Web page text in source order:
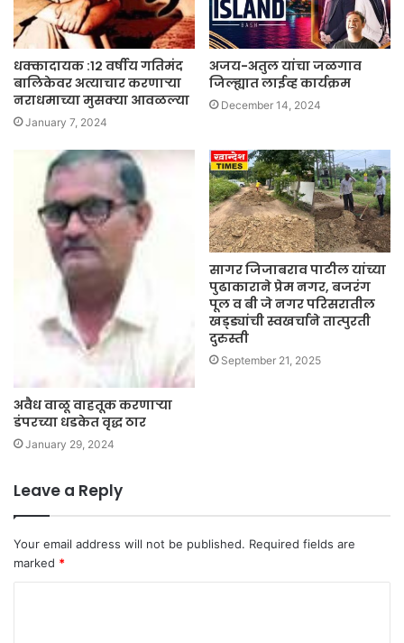
धक्कादायक :१२ वर्षीय गतिमंद
बालिकेवर अत्याचार करणाऱ्या
नराधमाच्या मुसक्या आवळल्या
January 7, 2024
अजय-अतुल यांचा जळगाव
जिल्ह्यात लाईव्ह कार्यक्रम
December 14, 2024
अवैध वाळू वाहतूक करणाऱ्या
डंपरच्या धडकेत वृद्ध ठार
January 29, 2024
सागर जिजाबराव पाटील यांच्या
पुढाकाराने प्रेम नगर, बजरंग
पूल व बी जे नगर परिसरातील
खड्ड्यांची स्वखर्चाने तात्पुरती
दुरुस्ती
September 21, 2025
Leave a Reply
Your email address will not be published. Required fields are
marked *